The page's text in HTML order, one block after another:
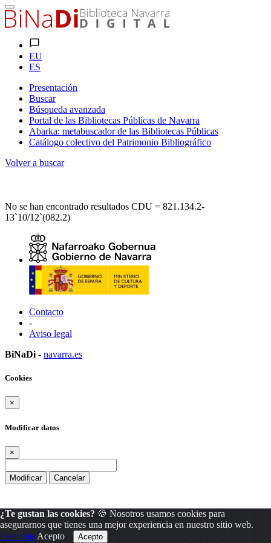
EU
ES
Presentación
Buscar
Búsqueda avanzada
Portal de las Bibliotecas Públicas de Navarra
Abarka: metabuscador de las Bibliotecas Públicas
Catálogo colectivo del Patrimonio Bibliográfico
Volver a buscar
No se han encontrado resultados CDU = 821.134.2-
13`10/12`(082.2)
Contacto
-
Aviso legal
BiNaDi - navarra.es
¿Te gustan las cookies? 🍪 Nosotros usamos cookies para
asegurarnos que tienes una mejor experiencia en nuestro sitio web.
Leer más Acepto
Cookies
×
Modificar datos
×
Modificar Cancelar